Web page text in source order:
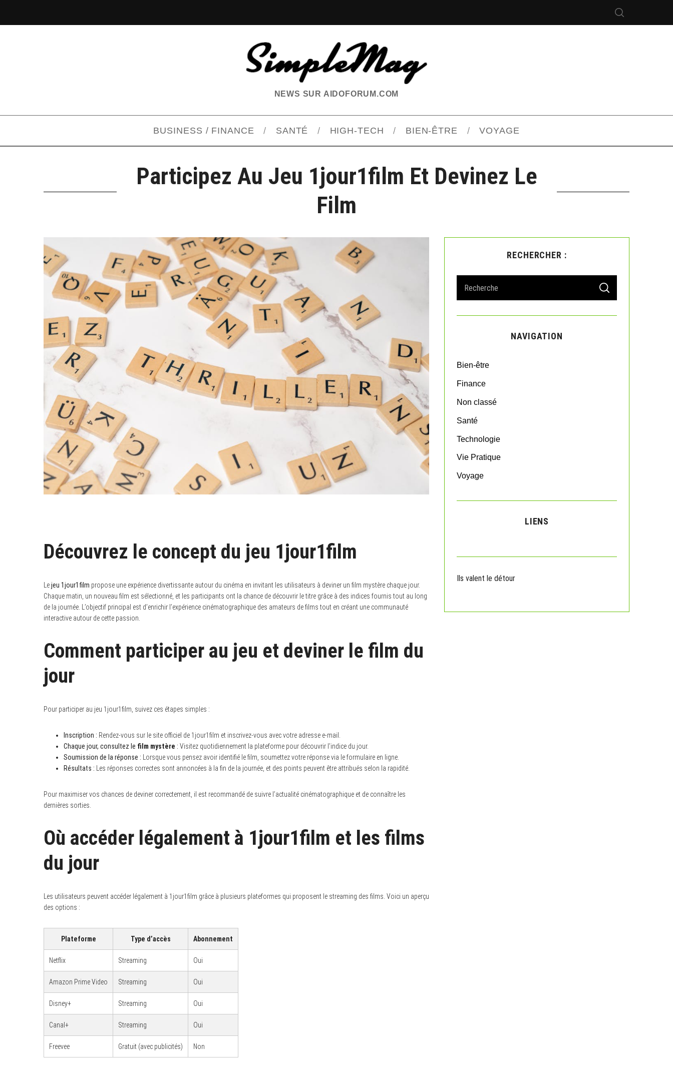
NEWS SUR AIDOFORUM.COM
BUSINESS / FINANCE SANTÉ HIGH-TECH BIEN-ÊTRE VOYAGE
Participez Au Jeu 1jour1film Et Devinez Le
Film
Découvrez le concept du jeu 1jour1film
Lejeu 1jour1film propose une expérience divertissante autour du cinéma en invitant les utilisateurs à deviner un film mystère chaque jour.
Chaque matin, un nouveau film est sélectionné, et les participants ont la chance de découvrir le titre grâce à des indices fournis tout au long
de la journée. L’objectif principal est d’enrichir l’expérience cinématographique des amateurs de films tout en créant une communauté
interactive autour de cette passion.
Comment participer au jeu et deviner le film du
jour
Pour participer au jeu 1jour1film, suivez ces étapes simples :
Inscription : Rendez-vous sur le site officiel de 1jour1film et inscrivez-vous avec votre adresse e-mail.
Chaque jour, consultez le film mystère : Visitez quotidiennement la plateforme pour découvrir l’indice du jour.
Soumission de la réponse : Lorsque vous pensez avoir identifié le film, soumettez votre réponse via le formulaire en ligne.
Résultats : Les réponses correctes sont annoncées à la fin de la journée, et des points peuvent être attribués selon la rapidité.
Pour maximiser vos chances de deviner correctement, il est recommandé de suivre l’actualité cinématographique et de connaître les
dernières sorties.
Où accéder légalement à 1jour1film et les films
du jour
Les utilisateurs peuvent accéder légalement à 1jour1film grâce à plusieurs plateformes qui proposent le streaming des films. Voici un aperçu
des options :
Plateforme Type d’accès Abonnement
Netflix Streaming Oui
Amazon Prime Video Streaming Oui
Disney+ Streaming Oui
Canal+ Streaming Oui
Freevee Gratuit (avec publicités) Non
RECHERCHER :
a
r
o
S
A
C
NAVIGATION
Bien-être
Finance
Non classé
Santé
Technologie
Vie Pratique
Voyage
LIENS
Ils valent le détour
h
f